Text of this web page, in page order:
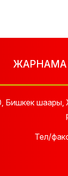
ЖАРНАМА
Бишкек шаары,
Тел/